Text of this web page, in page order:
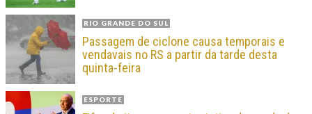
RIO GRANDE DO SUL
Passagem de ciclone causa temporais e
vendavais no RS a partir da tarde desta
quinta-feira
ESPORTE